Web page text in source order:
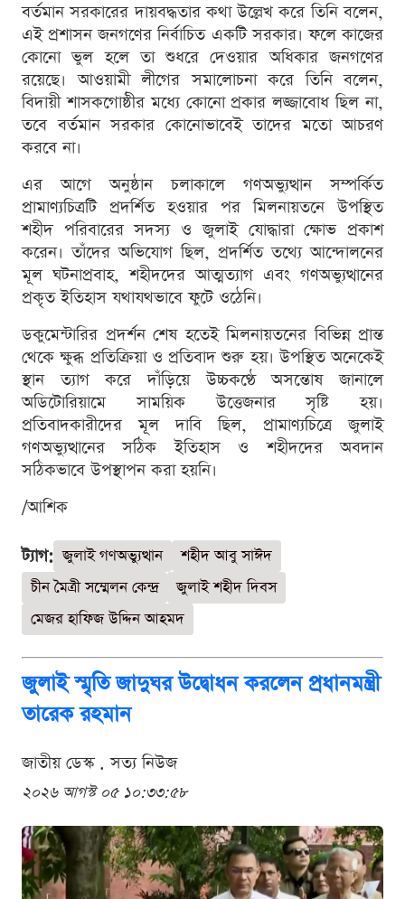
বর্তমান সরকারের দায়বদ্ধতার কথা উল্লেখ করে তিনি বলেন,
এই প্রশাসন জনগণের নির্বাচিত একটি সরকার। ফলে কাজের
কোনো ভুল হলে তা শুধরে দেওয়ার অধিকার জনগণের
রয়েছে। আওয়ামী লীগের সমালোচনা করে তিনি বলেন,
বিদায়ী শাসকগোষ্ঠীর মধ্যে কোনো প্রকার লজ্জাবোধ ছিল না,
তবে বর্তমান সরকার কোনোভাবেই তাদের মতো আচরণ
করবে না।
এর আগে অনুষ্ঠান চলাকালে গণঅভ্যুত্থান সম্পর্কিত
প্রামাণ্যচিত্রটি প্রদর্শিত হওয়ার পর মিলনায়তনে উপস্থিত
শহীদ পরিবারের সদস্য ও জুলাই যোদ্ধারা ক্ষোভ প্রকাশ
করেন। তাঁদের অভিযোগ ছিল, প্রদর্শিত তথ্যে আন্দোলনের
মূল ঘটনাপ্রবাহ, শহীদদের আত্মত্যাগ এবং গণঅভ্যুত্থানের
প্রকৃত ইতিহাস যথাযথভাবে ফুটে ওঠেনি।
ডকুমেন্টারির প্রদর্শন শেষ হতেই মিলনায়তনের বিভিন্ন প্রান্ত
থেকে ক্ষুব্ধ প্রতিক্রিয়া ও প্রতিবাদ শুরু হয়। উপস্থিত অনেকেই
স্থান ত্যাগ করে দাঁড়িয়ে উচ্চকণ্ঠে অসন্তোষ জানালে
অডিটোরিয়ামে সাময়িক উত্তেজনার সৃষ্টি হয়।
প্রতিবাদকারীদের মূল দাবি ছিল, প্রামাণ্যচিত্রে জুলাই
গণঅভ্যুত্থানের সঠিক ইতিহাস ও শহীদদের অবদান
সঠিকভাবে উপস্থাপন করা হয়নি।
/আশিক
ট্যাগ: জুলাই গণঅভ্যুত্থান
শহীদ আবু সাঈদ
চীন মৈত্রী সম্মেলন কেন্দ্র
জুলাই শহীদ দিবস
মেজর হাফিজ উদ্দিন আহমদ
জুলাই স্মৃতি জাদুঘর উদ্বোধন করলেন প্রধানমন্ত্রী
তারেক রহমান
জাতীয় ডেস্ক . সত্য নিউজ
২০২৬ আগস্ট ০৫ ১০:৩৩:৫৮